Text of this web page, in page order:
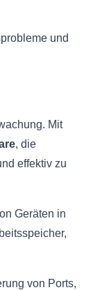
und
Mit
, die
effektiv zu
Geräten in
von Ports,